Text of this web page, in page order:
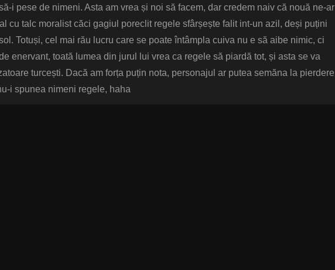
i pese de nimeni. Asta am vrea și noi să facem, dar credem naiv că nouă ne-ar
cu talc moralist căci gagiul poreclit regele sfârșește falit int-un azil, deși puțini
Totuși, cel mai rău lucru care se poate întâmpla cuiva nu e să aibe nimic, ci
enervant, toată lumea din jurul lui vrea ca regele să piardă tot, și asta se va
turcești. Dacă am forța puțin nota, personajul ar putea semăna la pierdere
i spunea nimeni regele, haha